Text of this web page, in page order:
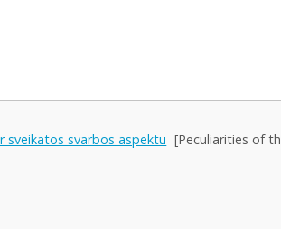
svarbos aspektu [Peculiarities of